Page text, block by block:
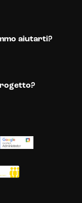
aiutarti?